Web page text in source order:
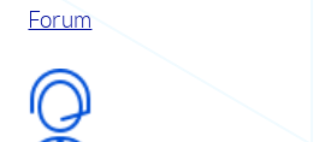
Forum